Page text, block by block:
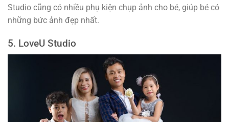
Studio cũng có nhiều phụ kiện chụp ảnh cho bé, giúp bé có
những bức ảnh đẹp nhất.
5. LoveU Studio